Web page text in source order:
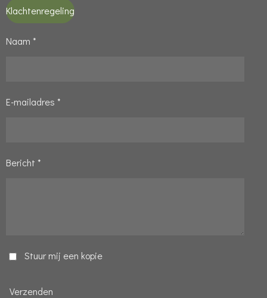
Klachtenregeling
Naam *
E-mailadres *
Bericht *
Stuur mij een kopie
Verzenden